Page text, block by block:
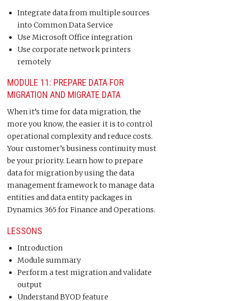
Integrate data from multiple sources
into Common Data Service
Use Microsoft Office integration
Use corporate network printers
remotely
MODULE 11: PREPARE DATA FOR
MIGRATION AND MIGRATE DATA
When it’s time for data migration, the
more you know, the easier it is to control
operational complexity and reduce costs.
Your customer’s business continuity must
be your priority. Learn how to prepare
data for migration by using the data
management framework to manage data
entities and data entity packages in
Dynamics 365 for Finance and Operations.
LESSONS
Introduction
Module summary
Perform a test migration and validate
output
Understand BYOD feature